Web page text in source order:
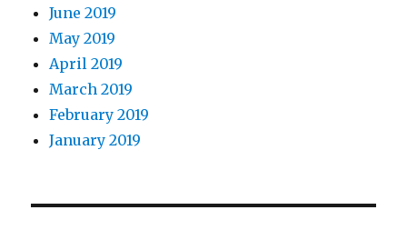
June 2019
May 2019
April 2019
March 2019
February 2019
January 2019